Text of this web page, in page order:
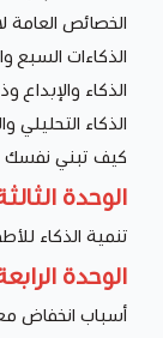
الخصائص العامة
الذكاءات السبع
الذكاء والإبداع
الذكاء التحليلي
كيف تبني نفسك
الوحدة
تنمية الذكاء
الوحدة
أسباب انخفاض